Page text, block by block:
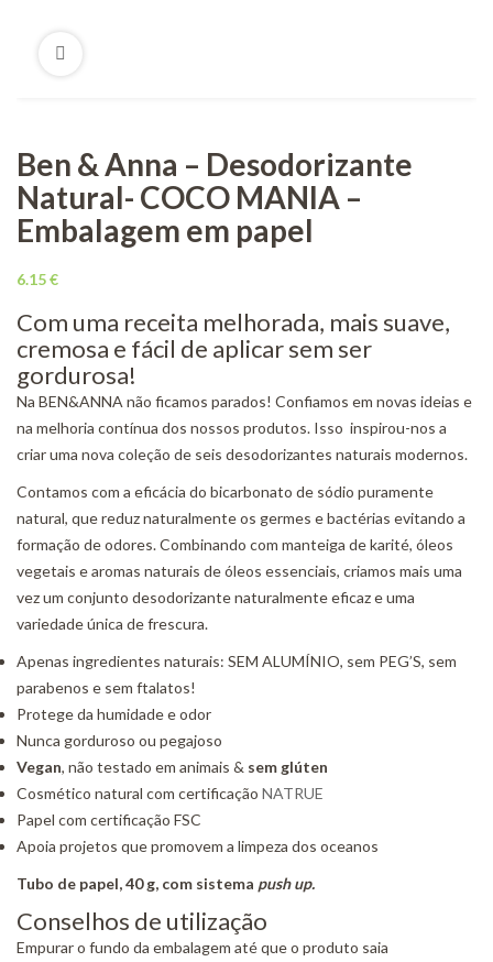
Ben & Anna – Desodorizante
Natural- COCO MANIA –
Embalagem em papel
6.15€
Com uma receita melhorada, mais suave,
cremosa e fácil de aplicar sem ser
gordurosa!
Na BEN&ANNA não ficamos parados! Confiamos em novas ideias e
na melhoria contínua dos nossos produtos. Isso inspirou-nos a
criar uma nova coleção de seis desodorizantes naturais modernos.
Contamos com a eficácia do bicarbonato de sódio puramente
natural, que reduz naturalmente os germes e bactérias evitando a
formação de odores. Combinando com manteiga de karité, óleos
vegetais e aromas naturais de óleos essenciais, criamos mais uma
vez um conjunto desodorizante naturalmente eficaz e uma
variedade única de frescura.
Apenas ingredientes naturais: SEM ALUMÍNIO, sem PEG’S, sem
parabenos e sem ftalatos!
Protege da humidade e odor
Nunca gorduroso ou pegajoso
Vegan, não testado em animais & sem glúten
Cosmético natural com certificação NATRUE
Papel com certificação FSC
Apoia projetos que promovem a limpeza dos oceanos
Tubo de papel, 40 g, com sistema push up.
Conselhos de utilização
Empurar o fundo da embalagem até que o produto saia